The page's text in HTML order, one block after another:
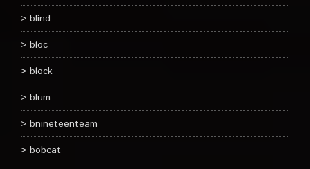
blind
bloc
block
blum
bnineteenteam
bobcat